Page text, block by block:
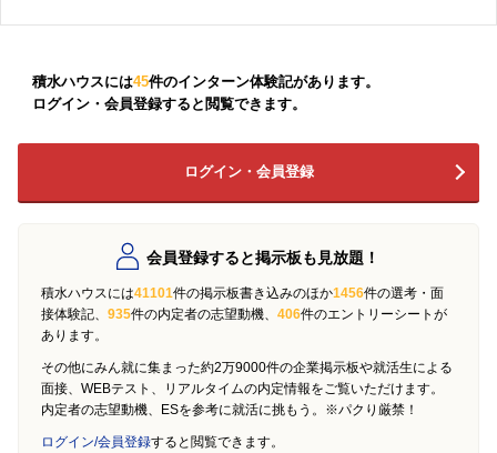
積水ハウスには45件のインターン体験記があります。
ログイン・会員登録すると閲覧できます。
ログイン・会員登録
会員登録すると掲示板も見放題！
積水ハウスには41101件の掲示板書き込みのほか1456件の選考・面
接体験記、 935件の内定者の志望動機、 406件のエントリーシートが
あります。
その他にみん就に集まった約2万9000件の企業掲示板や就活生による
面接、WEBテスト、リアルタイムの内定情報をご覧いただけます。
内定者の志望動機、ESを参考に就活に挑もう。※パクり厳禁！
ログイン/会員登録すると閲覧できます。